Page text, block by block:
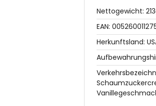
Nettogewicht:
EAN:
Herkunftsland: